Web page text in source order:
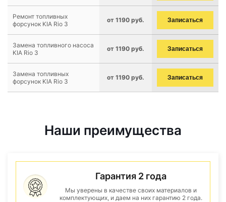
Ремонт топливных
форсунок KIA Rio 3
от 1190 руб. Записаться
Замена топливного насоса
KIA Rio 3
от 1190 руб. Записаться
Замена топливных
форсунок KIA Rio 3
от 1190 руб. Записаться
Наши преимущества
Гарантия 2 года
Мы уверены в качестве своих материалов и
комплектующих, и даем на них гарантию 2 года.